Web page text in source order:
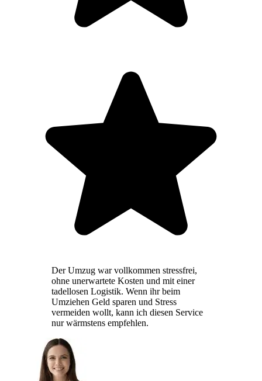
Der Umzug war vollkommen stressfrei,
ohne unerwartete Kosten und mit einer
tadellosen Logistik. Wenn ihr beim
Umziehen Geld sparen und Stress
vermeiden wollt, kann ich diesen Service
nur wärmstens empfehlen.